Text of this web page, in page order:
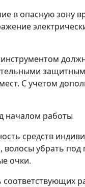
в опасную
С учетом
началом работы
средств
убрать
очки.